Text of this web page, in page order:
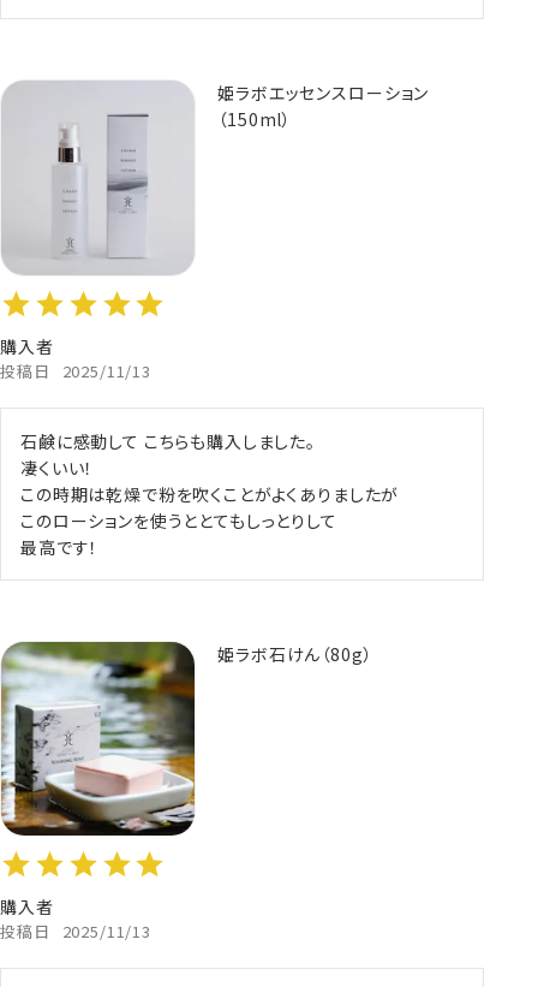
姫ラボエッセンスローション
（150ml）
購入者
投稿日 2025/11/13
石鹸に感動して こちらも購入しました。
凄くいい！
この時期は乾燥で粉を吹くことがよくありましたが
このローションを使うととてもしっとりして
最高です！
姫ラボ石けん（80g）
購入者
投稿日 2025/11/13